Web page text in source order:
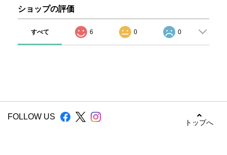
ショップの評価
すべて 6 0 0
FOLLOW US
トップへ